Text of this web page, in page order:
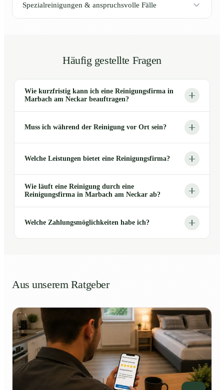
Spezialreinigungen & anspruchsvolle Fälle
Häufig gestellte Fragen
Wie kurzfristig kann ich eine Reinigungsfirma in
Marbach am Neckar beauftragen?
Muss ich während der Reinigung vor Ort sein?
Welche Leistungen bietet eine Reinigungsfirma?
Wie läuft eine Reinigung durch eine
Reinigungsfirma in Marbach am Neckar ab?
Welche Zahlungsmöglichkeiten habe ich?
Aus unserem Ratgeber